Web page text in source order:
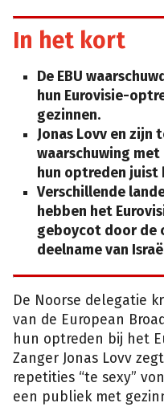
In het kort
De EBU
hun Eurovisie-
gezinnen.
Jonas Lovv en zijn
waarschuwing
hun optreden
Verschillende
hebben het
geboycot door de
deelname van
De Noorse delegatie
van de European
hun optreden bij het
Zanger Jonas Lovv
repetities “te sexy”
een publiek met